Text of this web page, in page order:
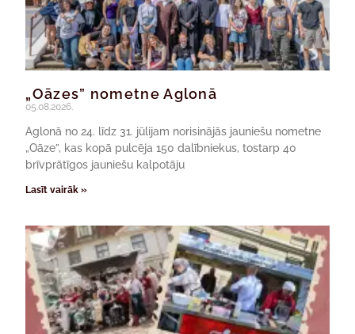
„Oāzes” nometne Aglonā
05.08.2026.
Aglonā no 24. līdz 31. jūlijam norisinājās jauniešu nometne
„Oāze”, kas kopā pulcēja 150 dalībniekus, tostarp 40
brīvprātīgos jauniešu kalpotāju
Lasīt vairāk »